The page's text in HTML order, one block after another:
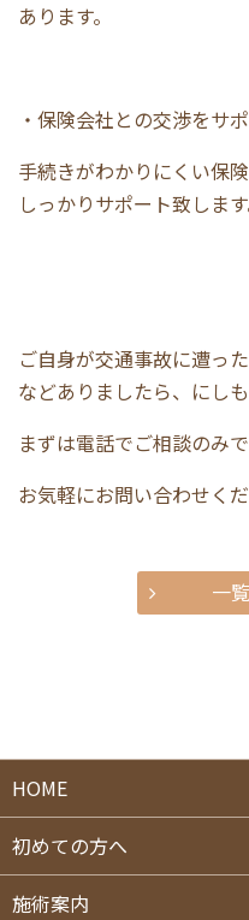
あります。
・保険会社との交渉をサ
手続きがわかりにくい保
しっかりサポート致します
ご自身が交通事故に遭っ
などありましたら、にし
まずは電話でご相談のみで
お気軽にお問い合わせくだ
一
HOME
初めての方へ
施術案内